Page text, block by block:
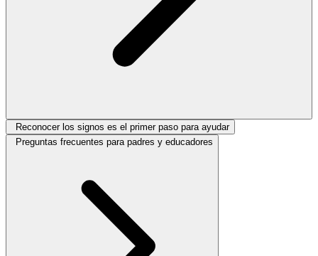
Reconocer los signos es el primer paso para ayudar
Preguntas frecuentes para padres y educadores